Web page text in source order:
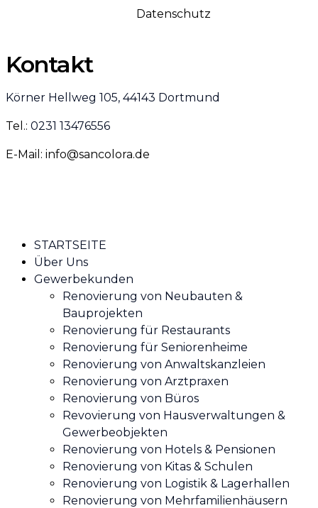
Datenschutz
Kontakt
Körner Hellweg 105, 44143 Dortmund
Tel.: 0231 13476556
E-Mail: info@sancolora.de
STARTSEITE
Über Uns
Gewerbekunden
Renovierung von Neubauten &
Bauprojekten
Renovierung für Restaurants
Renovierung für Seniorenheime
Renovierung von Anwaltskanzleien
Renovierung von Arztpraxen
Renovierung von Büros
Revovierung von Hausverwaltungen &
Gewerbeobjekten
Renovierung von Hotels & Pensionen
Renovierung von Kitas & Schulen
Renovierung von Logistik & Lagerhallen
Renovierung von Mehrfamilienhäusern